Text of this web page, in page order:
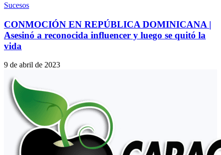
Sucesos
CONMOCIÓN EN REPÚBLICA DOMINICANA |
Asesinó a reconocida influencer y luego se quitó la
vida
9 de abril de 2023